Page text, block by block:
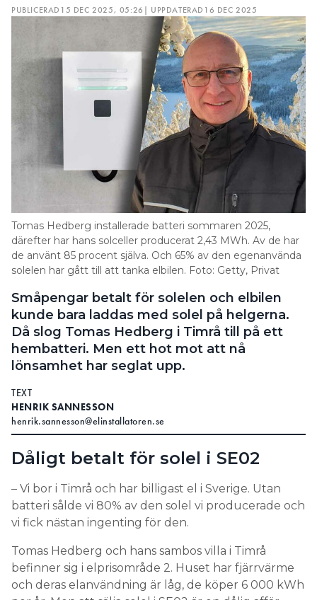
PUBLICERAD 15 DEC 2025, 05:26 | UPPDATERAD 16 DEC 2025
Tomas Hedberg installerade batteri sommaren 2025,
därefter har hans solceller producerat 2,43 MWh. Av de har
de använt 85 procent själva. Och 65% av den egenanvända
solelen har gått till att tanka elbilen. Foto: Getty, Privat
Småpengar betalt för solelen och elbilen
kunde bara laddas med solel på helgerna.
Då slog Tomas Hedberg i Timrå till på ett
hembatteri. Men ett hot mot att nå
lönsamhet har seglat upp.
TEXT
HENRIK SANNESSON
henrik.sannesson@elinstallatoren.se
Dåligt betalt för solel i SE02
– Vi bor i Timrå och har billigast el i Sverige. Utan
batteri sålde vi 80% av den solel vi producerade och
vi fick nästan ingenting för den.
Tomas Hedberg och hans sambos villa i Timrå
befinner sig i elprisområde 2. Huset har fjärrvärme
och deras elanvändning är låg, de köper 6 000 kWh